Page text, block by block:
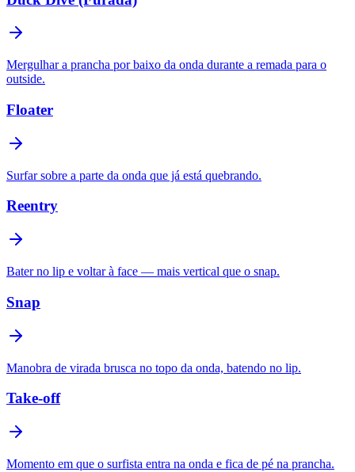
Mergulhar a prancha por baixo da onda durante a remada para o
outside.
Floater
Surfar sobre a parte da onda que já está quebrando.
Reentry
Bater no lip e voltar à face — mais vertical que o snap.
Snap
Manobra de virada brusca no topo da onda, batendo no lip.
Take-off
Momento em que o surfista entra na onda e fica de pé na prancha.